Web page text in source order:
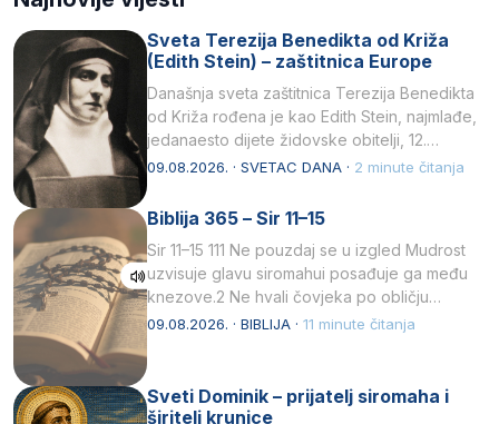
Sveta Terezija Benedikta od Križa
(Edith Stein) – zaštitnica Europe
Današnja sveta zaštitnica Terezija Benedikta
od Križa rođena je kao Edith Stein, najmlađe,
jedanaesto dijete židovske obitelji, 12.
listopada 1891, u Wrocławu…
09.08.2026. · SVETAC DANA · 2 minute čitanja
Biblija 365 – Sir 11–15
Sir 11–15 111 Ne pouzdaj se u izgled Mudrost
uzvisuje glavu siromahui posađuje ga među
knezove.2 Ne hvali čovjeka po obličju
njegovui…
09.08.2026. · BIBLIJA · 11 minute čitanja
Sveti Dominik – prijatelj siromaha i
širitelj krunice